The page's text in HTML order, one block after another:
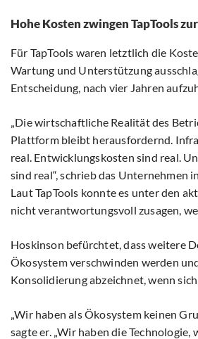
Hohe Kosten zwingen TapTools
Für TapTools waren letztlich die
Wartung und Unterstützung
Entscheidung, nach vier Jahren
„Die wirtschaftliche Realität des
Plattform bleibt herausfordernd.
real. Entwicklungskosten sind real.
sind real“, schrieb das Unternehmen
Laut TapTools konnte es unter den
nicht verantwortungsvoll zusagen,
Hoskinson befürchtet, dass weitere
Ökosystem verschwinden werden
Konsolidierung abzeichnet, wenn
„Wir haben als Ökosystem keinen
sagte er. „Wir haben die Technologie,